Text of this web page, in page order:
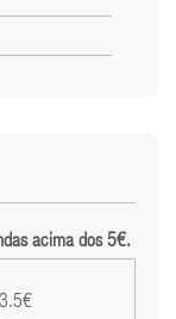
acima dos 5€.
3.5€